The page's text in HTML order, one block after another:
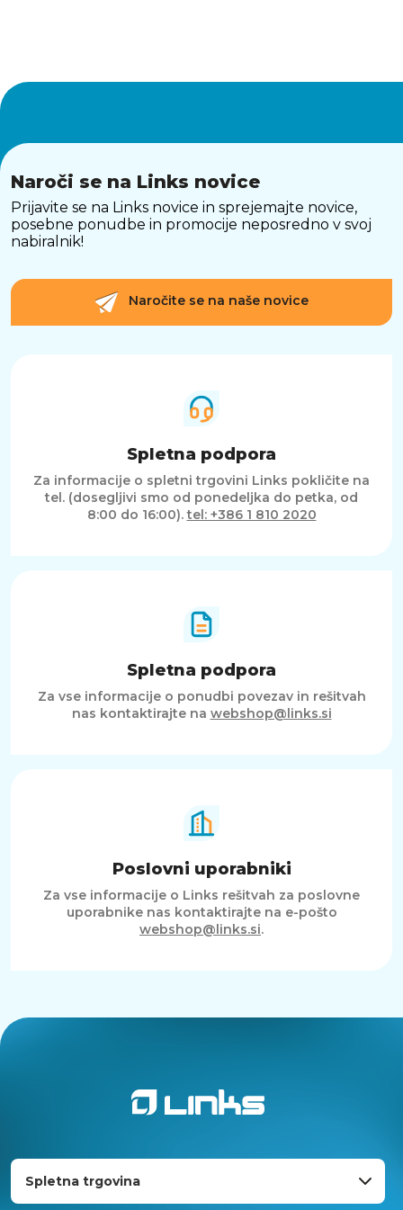
Naroči se na Links novice
Prijavite se na Links novice in sprejemajte novice,
posebne ponudbe in promocije neposredno v svoj
nabiralnik!
Naročite se na naše novice
Spletna podpora
Za informacije o spletni trgovini Links pokličite na
tel. (dosegljivi smo od ponedeljka do petka, od
8:00 do 16:00).tel: +386 1 810 2020
Spletna podpora
Za vse informacije o ponudbi povezav in rešitvah
nas kontaktirajte na webshop@links.si
Poslovni uporabniki
Za vse informacije o Links rešitvah za poslovne
uporabnike nas kontaktirajte na e-pošto
webshop@links.si.
Spletna trgovina